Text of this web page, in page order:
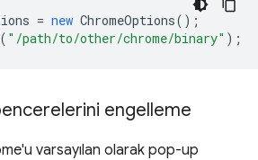
= new ChromeOptions();
( "/path/to/other/chrome/binary" );
engelleme
varsayılan olarak pop-up